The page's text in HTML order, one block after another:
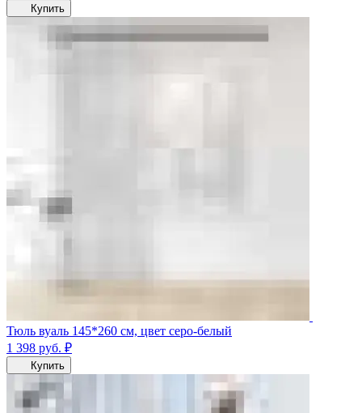
Купить
Тюль вуаль 145*260 см, цвет серо-белый
1 398 руб. ₽
Купить